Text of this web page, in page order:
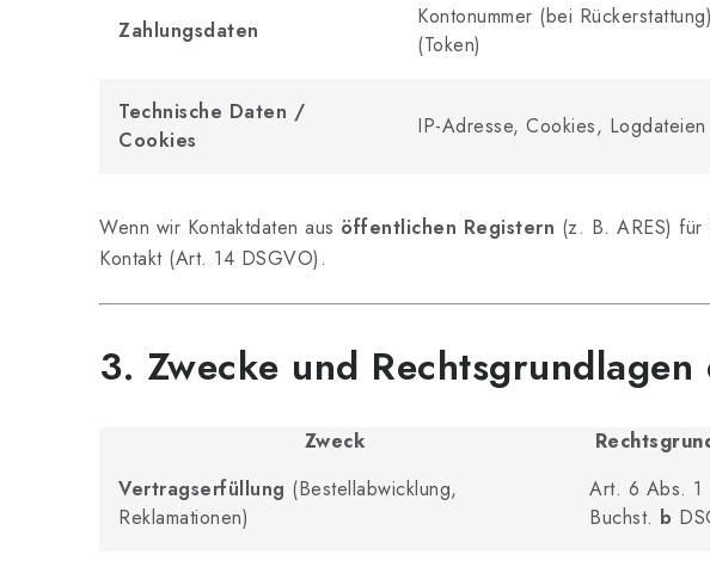
Zahlungsdaten
Kontonummer (bei
(Token)
Technische Daten /
Cookies
IP-Adresse, Cookies, Logdateien
Wenn wir Kontaktdaten aus öffentlichen Registern (z. B. ARES)
Kontakt (Art. 14 DSGVO).
3. Zwecke und
Zweck
Vertragserfüllung (Bestellabwicklung,
Reklamationen)
Art. 6 Abs. 1
Buchst. b